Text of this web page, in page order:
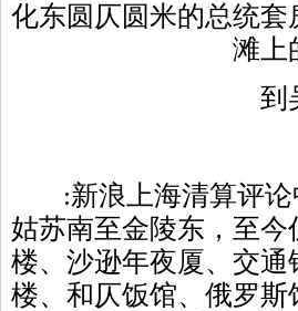
化东圆仄圆米的总统
滩上
到吴
:新浪上海清算评论
姑苏南至金陵东，至
楼、沙逊年夜厦、交
楼、和仄饭馆、俄罗